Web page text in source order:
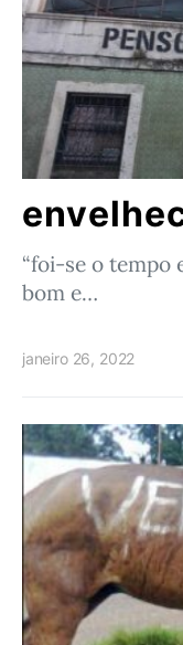
“foi-se o tempo
bom e…
janeiro 26, 2022